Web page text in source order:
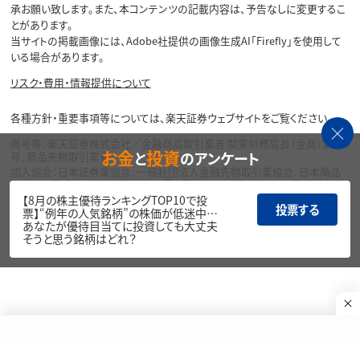
承お願い致します。また、本コンテンツの記載内容は、予告なしに変更するこ
とがあります。
当サイトの掲載画像には、Adobe社提供の画像生成AI「Firefly」を使用して
いる場合があります。
リスク・費用・情報提供について
各種方針・重要事項等については、楽天証券ウェブサイトをご覧ください。
商号等：楽天証券株式会社／金融商品取引業者 関東財務局長（金商）第195
号、商品先物取引業者
加入協会：日本証券業協会、一般社団法人金融先物取引業協会、日本商品
先物取引協会、一般社団法人第二種金融商品取引業協会、一般社団法人資
産運用業協会
Copyright©
1999-2026 Rakuten Securities, Inc. All
お金と投資のアンケート
【8月の株主優待ランキングTOP10で投
票】“例年の人気銘柄”の株価が低迷中…
あなたが優待目当てに投資しても大丈夫
そうと思う銘柄はどれ？
投票する